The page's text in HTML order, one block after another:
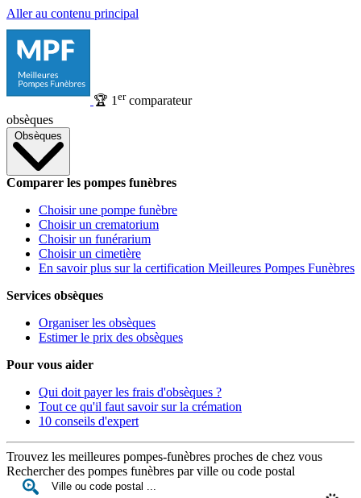
Aller au contenu principal
🏆 1 ercomparateur
obsèques
Obsèques
Comparer les pompes funèbres
Choisir une pompe funèbre
Choisir un crematorium
Choisir un funérarium
Choisir un cimetière
En savoir plus sur la certification Meilleures Pompes Funèbres
Services obsèques
Organiser les obsèques
Estimer le prix des obsèques
Pour vous aider
Qui doit payer les frais d'obsèques ?
Tout ce qu'il faut savoir sur la crémation
10 conseils d'expert
Trouvez les meilleures pompes-funèbres proches de chez vous
Rechercher des pompes funèbres par ville ou code postal